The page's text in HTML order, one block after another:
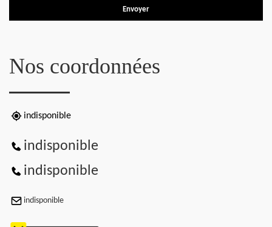
Nos coordonnées
indisponible
indisponible
indisponible
indisponible